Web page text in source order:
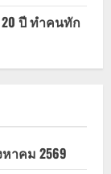
ปี ทำคนทัก
าคม 2569